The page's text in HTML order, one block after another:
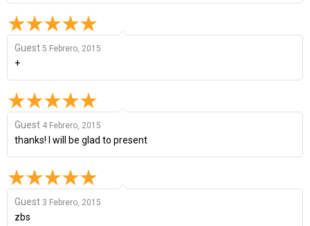
Guest 5 Febrero, 2015
+
Guest 4 Febrero, 2015
thanks! I will be glad to present
Guest 3 Febrero, 2015
zbs